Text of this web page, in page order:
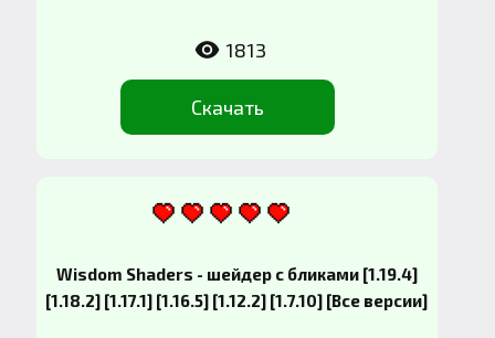
Скачать
1813
Wisdom Shaders - шейдер с бликами [1.19.4]
[1.18.2] [1.17.1] [1.16.5] [1.12.2] [1.7.10] [Все версии]